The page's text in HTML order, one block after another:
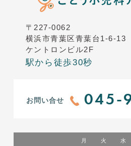
〒227-0062
横浜市青葉区青葉台1-6-13
ケントロンビル2F
駅から徒歩30秒
お問い合せ 045-
月 火 水